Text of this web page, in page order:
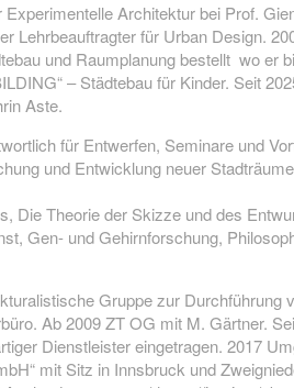
Architektur bei Prof.
Lehrbeauftragter für Urban Design.
und Raumplanung bestellt wo er
– Städtebau für Kinder. Seit
Aste.
für Entwerfen, Seminare und
und Entwicklung neuer
Die Theorie der Skizze und des
Gen- und Gehirnforschung,
Gruppe zur Durchführung
Ab 2009 ZT OG mit M. Gärtner.
Dienstleister eingetragen. 2017
mit Sitz in Innsbruck und